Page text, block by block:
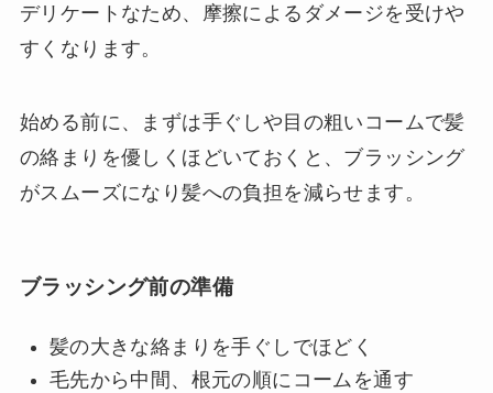
デリケートなため、摩擦によるダメージを受けや
すくなります。
始める前に、まずは手ぐしや目の粗いコームで髪
の絡まりを優しくほどいておくと、ブラッシング
がスムーズになり髪への負担を減らせます。
ブラッシング前の準備
髪の大きな絡まりを手ぐしでほどく
毛先から中間、根元の順にコームを通す